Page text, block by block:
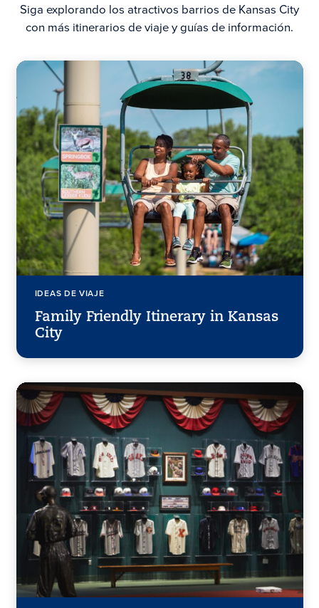
Siga explorando los atractivos barrios de Kansas City
con más itinerarios de viaje y guías de información.
IDEAS DE VIAJE
Family Friendly Itinerary in Kansas
City